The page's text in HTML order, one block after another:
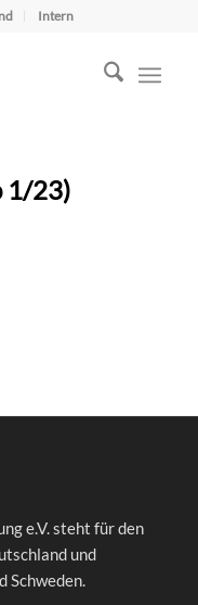
Intern
1/23)
e.V. steht für den
und
Schweden.